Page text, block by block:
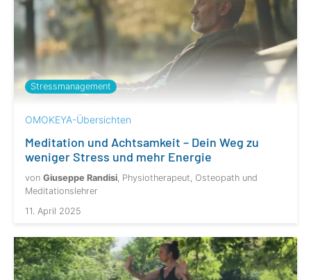
Stressmanagement
OMOKEYA-Übersichten
Meditation und Achtsamkeit – Dein Weg zu
weniger Stress und mehr Energie
von Giuseppe Randisi , Physiotherapeut, Osteopath und
Meditationslehrer
11. April 2025